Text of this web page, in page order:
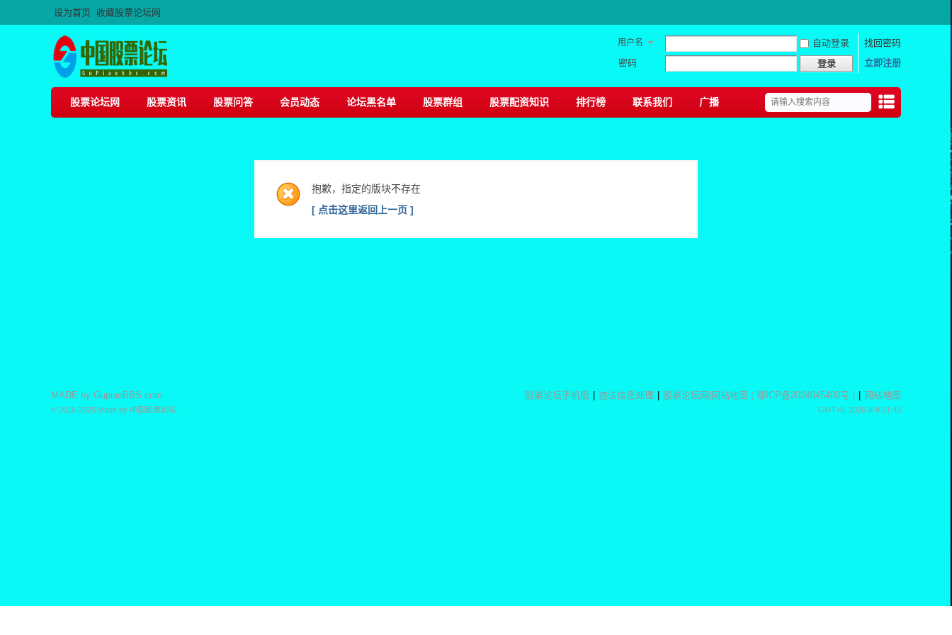
设为首页 收藏股票论坛网
用户名 自动登录
找回密码
密码
登录 立即注册
捷导
股票论坛网 股票资讯 股票问答 会员动态 论坛黑名单 股票群组 股票配资知识 排行榜 联系我们 广播
抱歉，指定的版块不存在
[ 点击这里返回上一页 ]
股票论坛手机版 违法信息处理 股票论坛网 网站地图 ( 鄂ICP备2024045400号 ) 网站地图
GMT+8, 2026-8-8 21:43
MADE by GupiaoBBS.com
© 2015-2025 Made by 中国股票论坛